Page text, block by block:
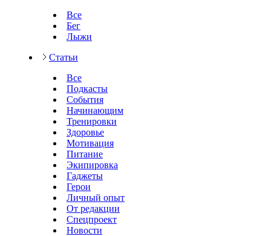
Все
Бег
Лыжи
Статьи
Все
Подкасты
События
Начинающим
Тренировки
Здоровье
Мотивация
Питание
Экипировка
Гаджеты
Герои
Личный опыт
От редакции
Спецпроект
Новости